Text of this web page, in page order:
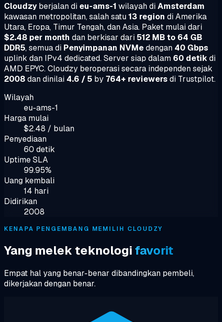
Cloudzyberjalan di eu-ams-1 wilayah diAmsterdam
kawasan metropolitan, salah satu13 region di Amerika
Utara, Eropa, Timur Tengah, dan Asia. Paket mulai dari
$2.48 per month dan berkisar dari512 MB to 64 GB
DDR5, semua di Penyimpanan NVMedengan 40 Gbps
uplink dan IPv4 dedicated. Server siap dalam 60 detikdi
AMD EPYC. Cloudzy beroperasi secara independen sejak
2008dan dinilai 4.6 / 5 by 764+ reviewersdi Trustpilot.
Wilayah
eu-ams-1
Harga mulai
$2.48 / bulan
Penyediaan
60 detik
Uptime SLA
99.95%
Uang kembali
14 hari
Didirikan
2008
KENAPA PENGEMBANG MEMILIH CLOUDZY
Yang melek teknologi favorit
Empat hal yang benar-benar dibandingkan pembeli,
dikerjakan dengan benar.